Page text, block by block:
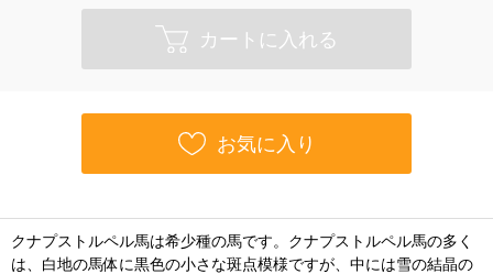
カートに入れる
お気に入り
クナプストルペル馬は希少種の馬です。クナプストルペル馬の多く
は、白地の馬体に黒色の小さな斑点模様ですが、中には雪の結晶の